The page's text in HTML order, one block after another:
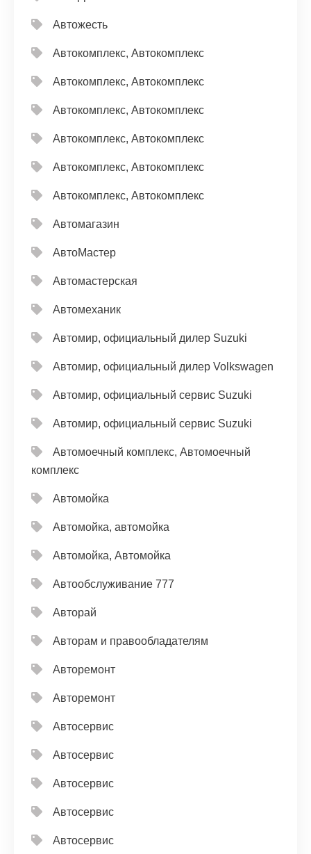
Автожесть
Автокомплекс, Автокомплекс
Автокомплекс, Автокомплекс
Автокомплекс, Автокомплекс
Автокомплекс, Автокомплекс
Автокомплекс, Автокомплекс
Автокомплекс, Автокомплекс
Автомагазин
АвтоМастер
Автомастерская
Автомеханик
Автомир, официальный дилер Suzuki
Автомир, официальный дилер Volkswagen
Автомир, официальный сервис Suzuki
Автомир, официальный сервис Suzuki
Автомоечный комплекс, Автомоечный
комплекс
Автомойка
Автомойка, автомойка
Автомойка, Автомойка
Автообслуживание 777
Авторай
Авторам и правообладателям
Авторемонт
Авторемонт
Автосервис
Автосервис
Автосервис
Автосервис
Автосервис